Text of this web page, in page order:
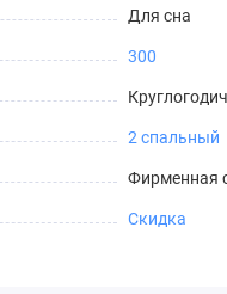
Для сна
300
2 спальный
Фирменная
Скидка